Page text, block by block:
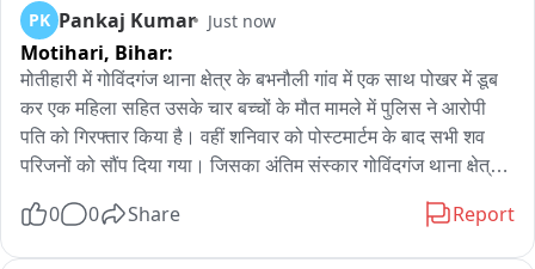
PK Pankaj Kumar Just now
Motihari, Bihar:
मोतीहारी में गोविंदगंज थाना क्षेत्र के बभनौली गांव में एक साथ पोखर में डूब
कर एक महिला सहित उसके चार बच्चों के मौत मामले में पुलिस ने आरोपी
पति को गिरफ्तार किया है। वहीं शनिवार को पोस्टमार्टम के बाद सभी शव
परिजनों को सौंप दिया गया‌। जिसका अंतिम संस्कार गोविंदगंज थाना क्षेत्र
क्षेत्र के प्रताप मठिया गांव निवासी मृतका के भाई श्याम नंदन महतो ने थाने में
0 0 Share Report